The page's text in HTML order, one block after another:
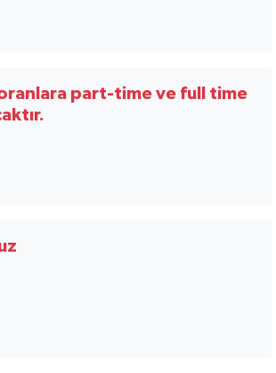
part-time ve full time